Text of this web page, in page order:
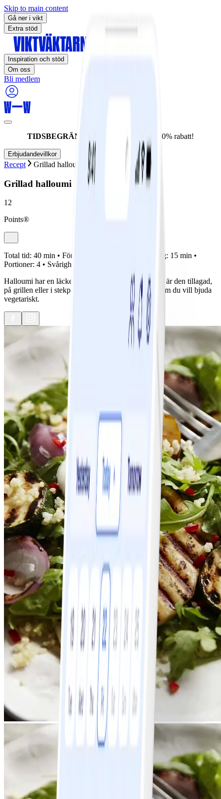
Skip to main content
Gå ner i vikt
Extra stöd
Inspiration och stöd
Om oss
Bli medlem
TIDSBEGRÄNSAT ERBJUDANDE: 60% rabatt!
Erbjudandevillkor
Recept Grillad halloumi med päronsallad
Grillad halloumi med päronsallad
12
Points®
Total tid: 40 min • Förberedelse: Tillagning: 15 min •
Portioner: 4 • Svårighetsgrad:
Halloumi har en läcker konsistens och sälta. Godast är den tillagad,
på grillen eller i stekpanna. Detta är en perfekt rätt om du vill bjuda
vegetariskt.